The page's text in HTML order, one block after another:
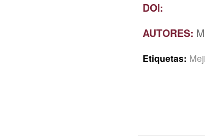
DOI:
AUTORES:
Etiquetas: